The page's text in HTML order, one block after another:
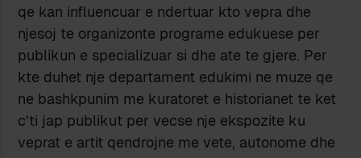
qe kan influencuar e ndertuar kto vepra dhe
njesoj te organizonte programe edukuese per
publikun e specializuar si dhe ate te gjere. Per
kte duhet nje departament edukimi ne muze qe
ne bashkpunim me kuratoret e historianet te ket
c’ti jap publikut per vecse nje ekspozite ku
veprat e artit qendrojne me vete, autonome dhe